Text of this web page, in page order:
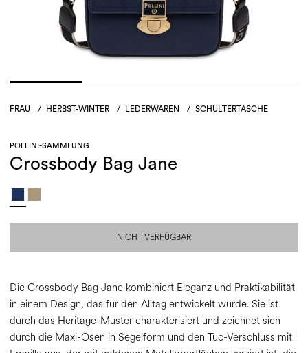
FRAU / HERBST-WINTER / LEDERWAREN / SCHULTERTASCHE
POLLINI-SAMMLUNG
Crossbody Bag Jane
NICHT VERFÜGBAR
Die Crossbody Bag Jane kombiniert Eleganz und Praktikabilität
in einem Design, das für den Alltag entwickelt wurde. Sie ist
durch das Heritage-Muster charakterisiert und zeichnet sich
durch die Maxi-Ösen in Segelform und den Tuc-Verschluss mit